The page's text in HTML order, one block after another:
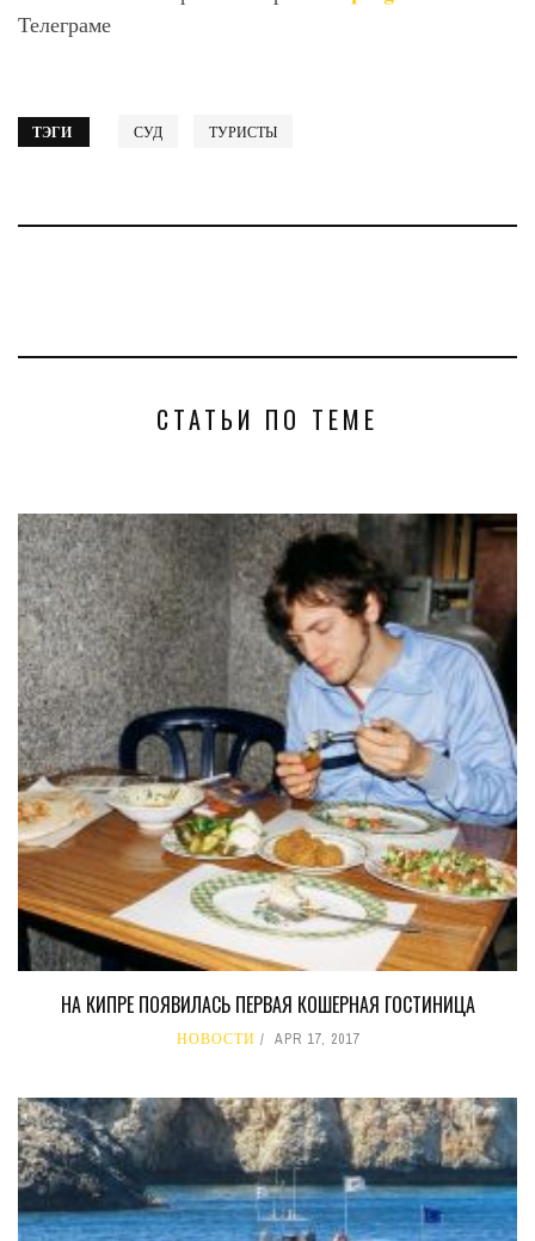
Телеграме
ТЭГИ СУД ТУРИСТЫ
СТАТЬИ ПО ТЕМЕ
НА КИПРЕ ПОЯВИЛАСЬ ПЕРВАЯ КОШЕРНАЯ ГОСТИНИЦА
НОВОСТИ APR 17, 2017